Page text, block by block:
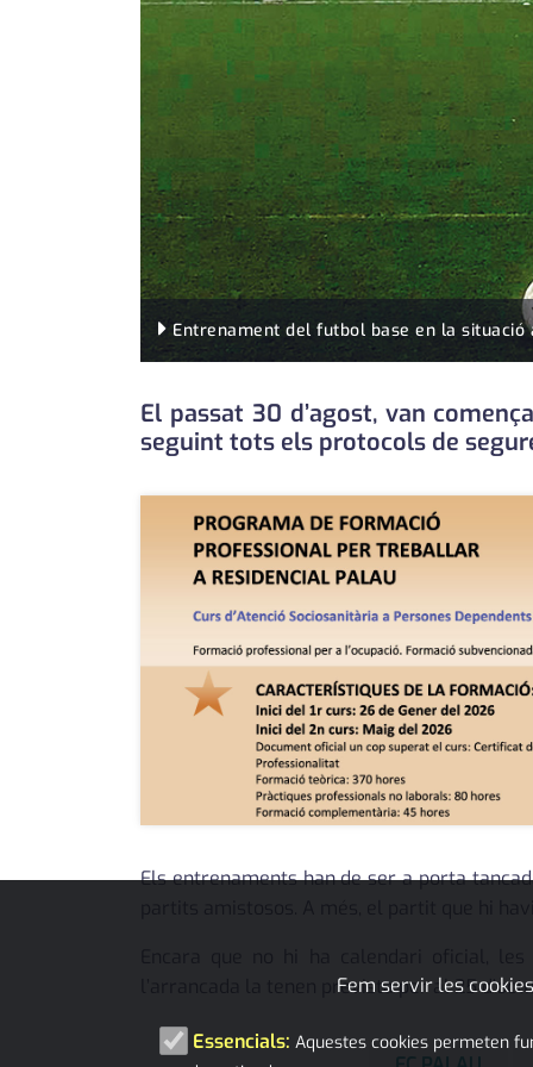
Entrenament del futbol base en la situació
El passat 30 d’agost, van
seguint tots els protocols de
Els entrenaments han de ser a porta
Encara que no hi ha calendari oficial,
l’arrancada la tenen prevista per al 25
Fem servir les
Essencials: Aquestes cookies permeten